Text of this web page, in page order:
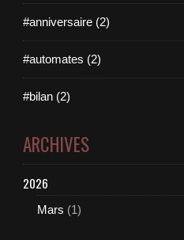
#anniversaire (2)
#automates (2)
#bilan (2)
ARCHIVES
2026
Mars (1)